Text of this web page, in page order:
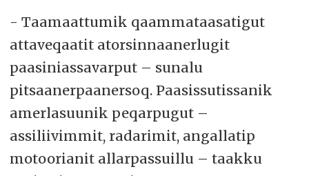
- Taamaattumik qaammataasatigut
attaveqaatit atorsinnaanerlugit
paasiniassavarput – sunalu
pitsaanerpaanersoq. Paasissutissanik
amerlasuunik peqarpugut –
assiliivimmit, radarimit, angallatip
motoorianit allarpassuillu – taakku